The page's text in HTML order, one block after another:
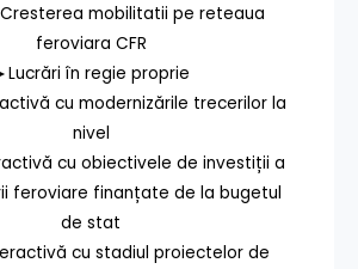
mobilitatii pe reteaua
feroviara CFR
în regie proprie
cu modernizările trecerilor la
nivel
cu obiectivele de investiții a
feroviare finanțate de la bugetul
de stat
cu stadiul proiectelor de